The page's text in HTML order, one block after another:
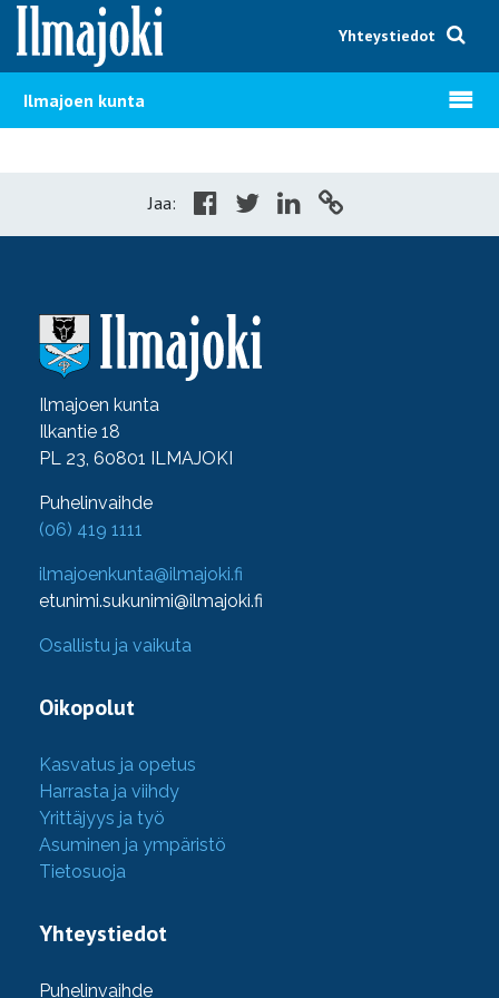
Hyppää sisältöön
Yhteystiedot
Ilmajoen kunta Avaa
Jaa:
Ilmajoen kunta
Ilkantie 18
PL 23, 60801 ILMAJOKI
Puhelinvaihde
(06) 419 1111
ilmajoenkunta@ilmajoki.fi
etunimi.sukunimi@ilmajoki.fi
Osallistu ja vaikuta
Oikopolut
Kasvatus ja opetus
Harrasta ja viihdy
Yrittäjyys ja työ
Asuminen ja ympäristö
Tietosuoja
Yhteystiedot
Puhelinvaihde